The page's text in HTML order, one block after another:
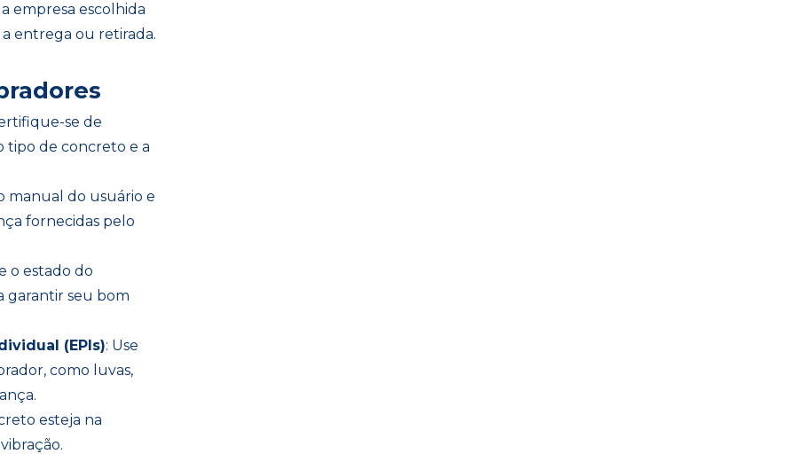
empresa escolhida
entrega ou retirada.
se de
tipo de concreto e a
manual do usuário e
fornecidas pelo
o estado do
garantir seu bom
(EPIs): Use
como luvas,
esteja na